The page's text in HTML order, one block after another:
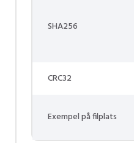
SHA256
CRC32
Exempel på filplats